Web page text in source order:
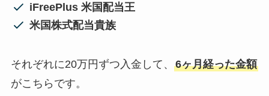
iFreePlus 米国配当王
米国株式配当貴族
それぞれに20万円ずつ入金して、 6ヶ月経った金額
がこちらです。